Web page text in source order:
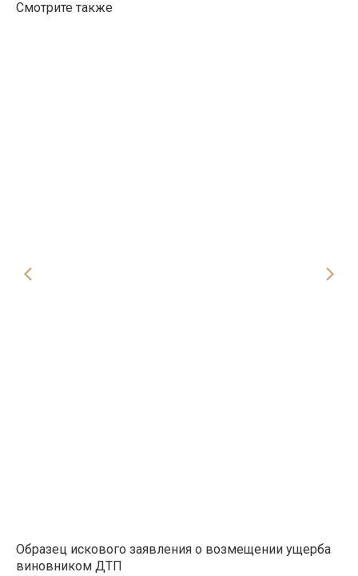
Смотрите также
Образец искового заявления о возмещении ущерба
виновником ДТП